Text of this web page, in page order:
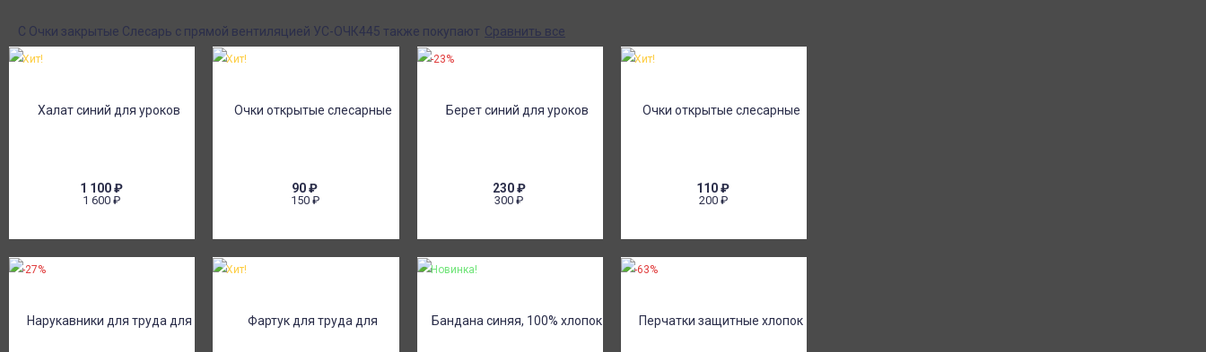
С Очки закрытые Слесарь с прямой вентиляцией УС-ОЧК445 также покупают Сравнить все
1 100₽
1 600 ₽
Хит!
90₽
150 ₽
Хит!
230₽
300₽
-23%
110₽
200 ₽
Хит!
-27% Хит! Новинка! -63%